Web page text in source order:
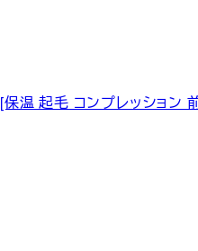
温 起毛 コンプレッション